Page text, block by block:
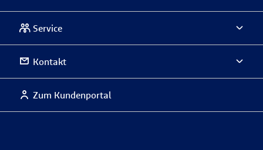
Service
Kontakt
Zum Kundenportal